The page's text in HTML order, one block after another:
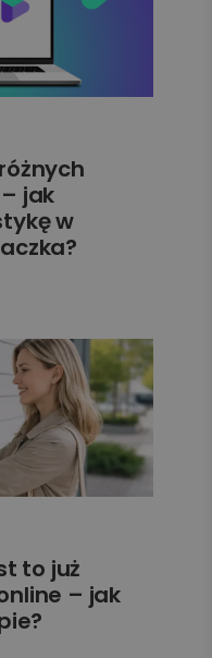
jak
w
to już
– jak